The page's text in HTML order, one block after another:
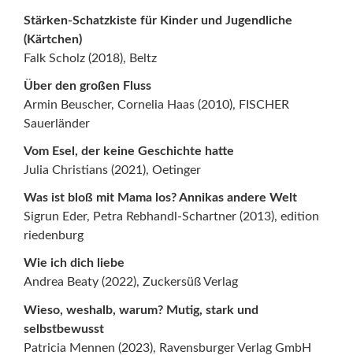
Stärken-Schatzkiste für Kinder und Jugendliche
(Kärtchen)
Falk Scholz (2018), Beltz
Über den großen Fluss
Armin Beuscher, Cornelia Haas (2010), FISCHER
Sauerländer
Vom Esel, der keine Geschichte hatte
Julia Christians (2021), Oetinger
Was ist bloß mit Mama los? Annikas andere Welt
Sigrun Eder, Petra Rebhandl-Schartner (2013), edition
riedenburg
Wie ich dich liebe
Andrea Beaty (2022), Zuckersüß Verlag
Wieso, weshalb, warum? Mutig, stark und
selbstbewusst
Patricia Mennen (2023), Ravensburger Verlag GmbH